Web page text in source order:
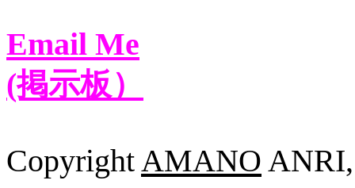
Email Me
(掲示板）
CopyrightAMANO